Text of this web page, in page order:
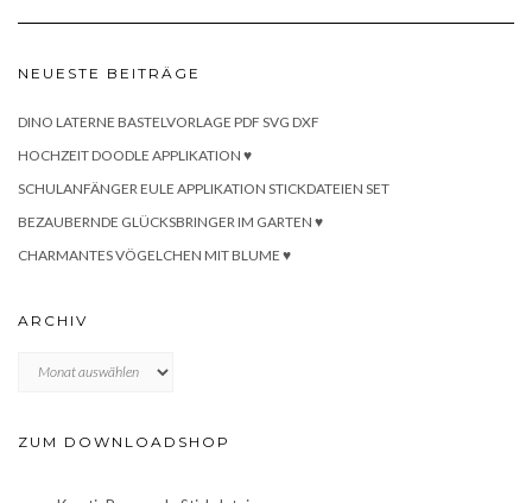
NEUESTE BEITRÄGE
DINO LATERNE BASTELVORLAGE PDF SVG DXF
HOCHZEIT DOODLE APPLIKATION ♥
SCHULANFÄNGER EULE APPLIKATION STICKDATEIEN SET
BEZAUBERNDE GLÜCKSBRINGER IM GARTEN ♥
CHARMANTES VÖGELCHEN MIT BLUME ♥
ARCHIV
ZUM DOWNLOADSHOP